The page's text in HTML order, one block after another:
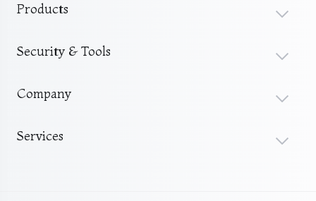
Products
Security & Tools
Company
Services